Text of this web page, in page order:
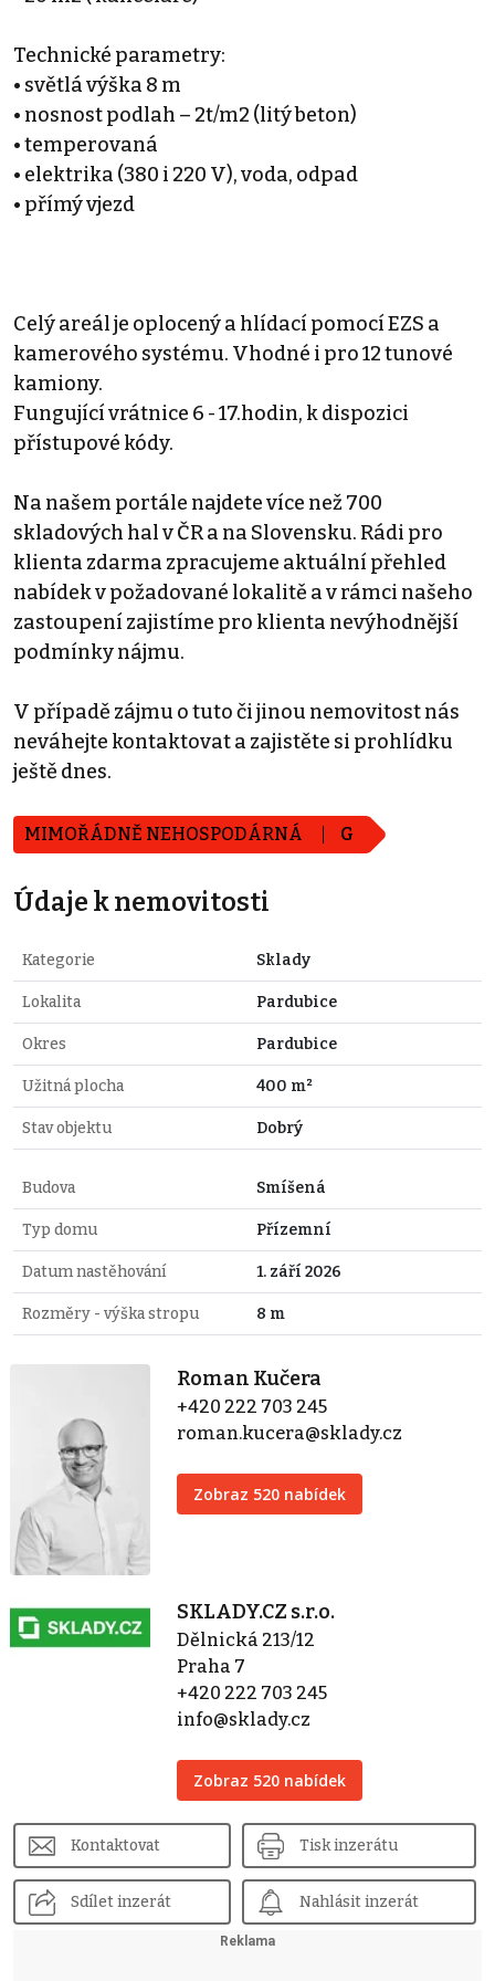
Technické parametry:
• světlá výška 8 m
• nosnost podlah – 2t/m2 (litý beton)
• temperovaná
• elektrika (380 i 220 V), voda, odpad
• přímý vjezd
Celý areál je oplocený a hlídací pomocí EZS a
kamerového systému. Vhodné i pro 12 tunové
kamiony.
Fungující vrátnice 6 - 17.hodin, k dispozici
přístupové kódy.
Na našem portále najdete více než 700
skladových hal v ČR a na Slovensku. Rádi pro
klienta zdarma zpracujeme aktuální přehled
nabídek v požadované lokalitě a v rámci našeho
zastoupení zajistíme pro klienta nevýhodnější
podmínky nájmu.
V případě zájmu o tuto či jinou nemovitost nás
neváhejte kontaktovat a zajistěte si prohlídku
ještě dnes.
MIMOŘÁDNĚ NEHOSPODÁRNÁ G
Údaje k nemovitosti
Kategorie Sklady
Lokalita Pardubice
Okres Pardubice
Užitná plocha 400 m²
Stav objektu Dobrý
Budova Smíšená
Typ domu Přízemní
Datum nastěhování 1. září 2026
Rozměry - výška stropu 8 m
Roman Kučera
+420 222 703 245
roman.kucera@sklady.cz
Zobraz 520 nabídek
SKLADY.CZ s.r.o.
Dělnická 213/12
Praha 7
+420 222 703 245
info@sklady.cz
Zobraz 520 nabídek
Kontaktovat Tisk inzerátu
Sdílet inzerát Nahlásit inzerát